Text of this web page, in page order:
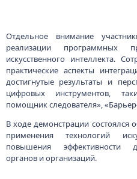
Отдельное внимание
реализации программных
искусственного интеллекта.
практические аспекты
достигнутые результаты и
цифровых инструментов,
помощник следователя»,
В ходе демонстрации
применения технологий
повышения эффективности
органов и организаций.